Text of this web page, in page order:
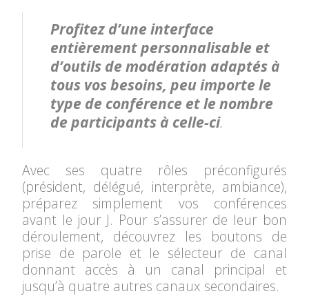
Profitez d’une interface
entièrement personnalisable et
d’outils de modération adaptés à
tous vos besoins, peu importe le
type de conférence et le nombre
de participants à celle-ci.
Avec ses quatre rôles préconfigurés
(président, délégué, interprète, ambiance),
préparez simplement vos conférences
avant le jour J. Pour s’assurer de leur bon
déroulement, découvrez les boutons de
prise de parole et le sélecteur de canal
donnant accès à un canal principal et
jusqu’à quatre autres canaux secondaires.